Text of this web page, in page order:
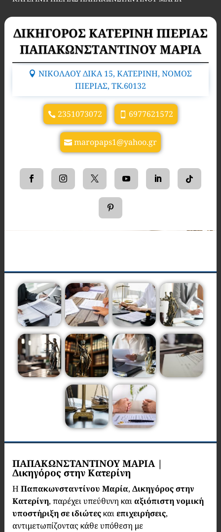
ΔΙΚΗΓΟΡΟΣ ΚΑΤΕΡΙΝΗ ΠΙΕΡΙΑΣ
ΠΑΠΑΚΩΝΣΤΑΝΤΙΝΟΥ ΜΑΡΙΑ
ΝΙΚΟΛΑΟΥ ΔΙΚΑ 15, ΚΑΤΕΡΙΝΗ, ΝΟΜΟΣ
ΠΙΕΡΙΑΣ, TK.60132
2351073072 6977621572
maropaps1@yahoo.gr
ΠΑΠΑΚΩΝΣΤΑΝΤΙΝΟΥ ΜΑΡΙΑ |
Δικηγόρος στην Κατερίνη
Η Παπακωνσταντίνου Μαρία, Δικηγόρος στην
Κατερίνη, παρέχει υπεύθυνη καιαξιόπιστη νομική
υποστήριξη σε ιδιώτεςκαιεπιχειρήσεις,
αντιμετωπίζοντας κάθε υπόθεση με